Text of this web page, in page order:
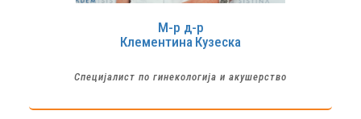
М-р д-р
Клементина Кузеска
Специјалист по гинекологија и акушерство